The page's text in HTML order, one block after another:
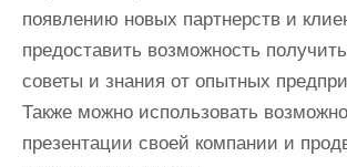
появлению новых партнерств и
предоставить возможность
советы и знания от опытных
Также можно использовать
презентации своей компании и